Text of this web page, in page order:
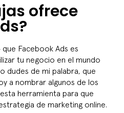
ofrece
Facebook Ads es
tu negocio en el mundo
dudes de mi palabra, que
a nombrar algunos de los
herramienta para que
de marketing online.